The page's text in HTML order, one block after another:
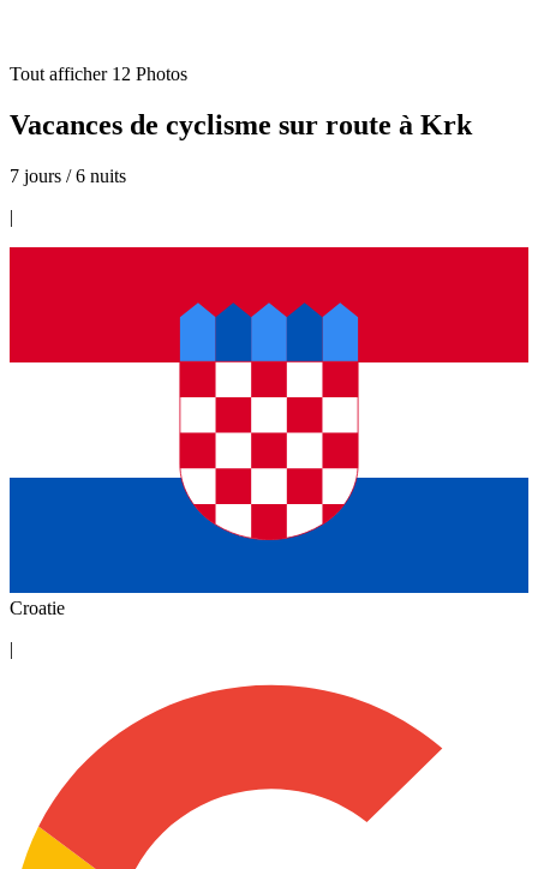
Tout afficher 12 Photos
Vacances de cyclisme sur route à Krk
7 jours / 6 nuits
|
Croatie
|